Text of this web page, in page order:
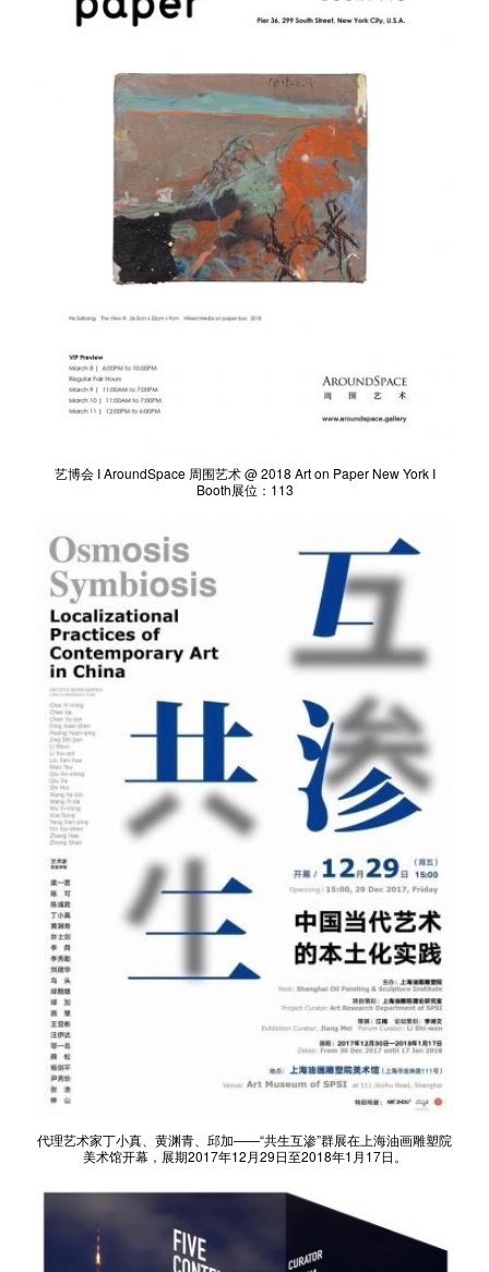
联络方式
艺博会 I AroundSpace 周围艺术 @ 2018 Art on Paper New York I
Booth展位：113
代理艺术家丁小真、黄渊青、邱加——“共生互渗”群展在上海油画雕塑院
美术馆开幕，展期2017年12月29日至2018年1月17日。